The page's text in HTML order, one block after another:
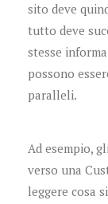
sito deve
tutto deve
stesse
possono
paralleli.
Ad esempio,
verso una
leggere cosa